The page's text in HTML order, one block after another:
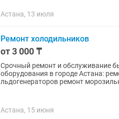
Астана, 13 июля
Ремонт холодильников
от 3 000 ₸
Срочный ремонт и обслуживание
оборудования в городе Астана: ремонт холодильников ремонт морозильников ремонт
льдогенераторов ремонт
Астана, 15 июня